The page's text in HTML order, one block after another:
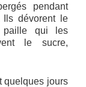
pendant
Ils dévorent le
paille qui les
le sucre,
quelques jours